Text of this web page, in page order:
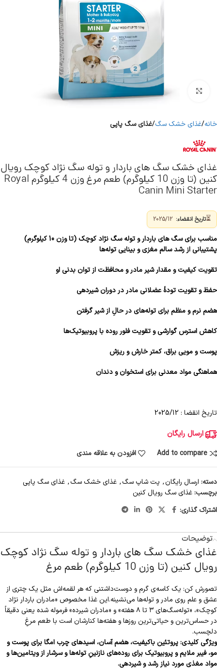
برای بزرگنمایی کلیک کنید
خانه غذای خشک سگ غذای سگ پاپی
غذای خشک سگ های باردار و توله سگ نژاد کوچک رویال
کنین (تا وزن 10 کیلوگرم) طعم مرغ وزن 4 کیلوگرم Royal
Canin Mini Starter
⏳تاریخ انقضاء:
مناسب برای سگ های باردار و توله سگ نژاد کوچک (تا وزن 10 کیلوگرم)
پشتیبانی از رشد سالم مغزی و بینایی توله‌ها
تقویت کیفیت و مقدار شیر مادر و محافظت از توان بدنی او
حفظ و تقویت تودهٔ عضلانی مادر در دوران شیردهی
هضم نرم و منظم برای توله‌های در حالِ از شیر گرفتن
کاهش استرس گوارشی و تقویت فلور روده با پروبیوتیک‌ها
پوست و مویی براق، کمتر خارش و ریزش
هماهنگی مواد معدنی برای استخوان و دندان
تاریخ انقضا : 2025/12
ارسال رایگان
Add to compare افزودن به علاقه مندی
دسته: ارسال رایگان, پت شاپ سگ, غذای خشک سگ, غذای سگ پاپی
برچسب:غذای سگ رویال کنین
اشتراک گذاری:
توضیحات
غذای خشک سگ های باردار و توله سگ نژاد کوچک
رویال کنین (تا وزن 10 کیلوگرم) طعم مرغ
تصورش کن: یک کاسه‌ی گرم و دوست‌داشتنی که هر لقمه‌اش مثل یک چتری از
عشق و علم روی مادر و توله‌ها می‌نشینه.این غذا مخصوص «مادران باردار نژاد
کوچک»، «توله‌سگ‌های ۳ تا ۸ هفته» و «مادران شیرده» فرموله شده یعنی دقیقاً
در حساس‌ترین و حیاتی‌ترین روزها و هفته‌ها کنارشان است با طعم مرغِ
دلچسب.
ویژگی کلیدی: پروتئین باکیفیت، هضم آسان، اسیدهای چرب امگا برای پوست و
مو، فیبر ملایم و پروبیوتیک برای روده‌های نازنینِ توله‌ها و سرشار از ویتامین‌ها و
مواد مغذی مورد نیاز رشد و شیردهی.